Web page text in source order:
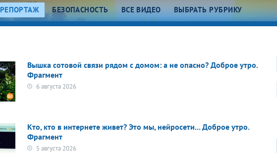
РЕПОРТАЖ БЕЗОПАСНОСТЬ ВСЕ ВИДЕО
Про космос
Про любовь
ОТК
ВЫБРАТЬ РУБРИКУ
Вышка сотовой связи рядом с домом: а не опасно? Доброе утро.
Фрагмент
6 августа 2026
Кто, кто в интернете живет? Это мы, нейросети... Доброе утро.
Фрагмент
5 августа 2026